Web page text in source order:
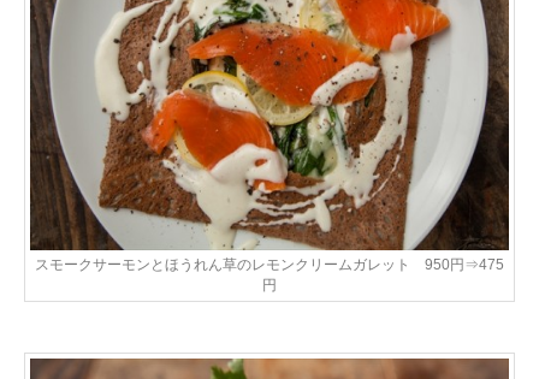
スモークサーモンとほうれん草のレモンクリームガレット 950円⇒475
円